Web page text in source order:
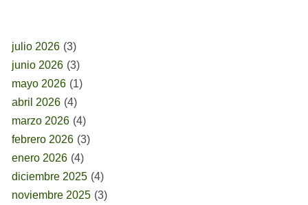
julio 2026 (3)
junio 2026 (3)
mayo 2026 (1)
abril 2026 (4)
marzo 2026 (4)
febrero 2026 (3)
enero 2026 (4)
diciembre 2025 (4)
noviembre 2025 (3)